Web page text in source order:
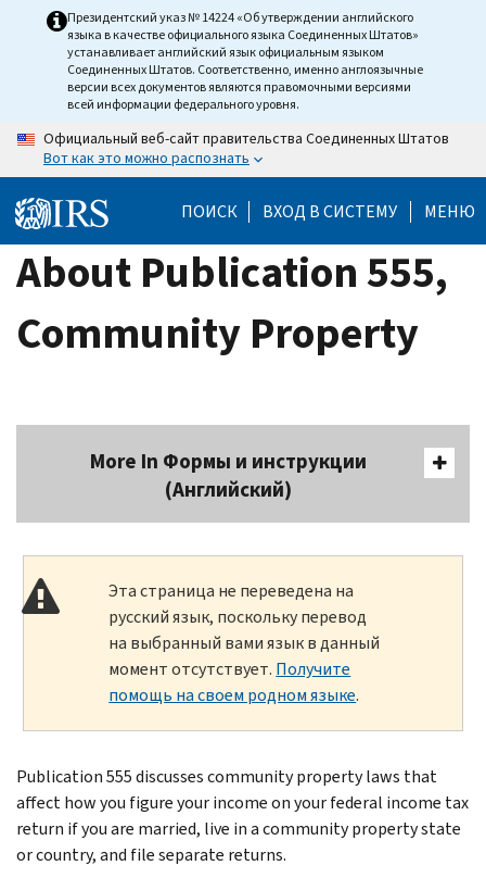
Президентский указ № 14224 «Об утверждении английского
языка в качестве официального языка Соединенных Штатов»
устанавливает английский язык официальным языком
Соединенных Штатов. Соответственно, именно англоязычные
версии всех документов являются правомочными версиями
всей информации федерального уровня.
Официальный веб-сайт правительства Соединенных Штатов
Вот как это можно распознать
ПОИСК ВХОД В СИСТЕМУ МЕНЮ
About Publication 555,
Community Property
More In Формы и инструкции
(Английский)
Эта страница не переведена на
русский язык, поскольку перевод
на выбранный вами язык в данный
момент отсутствует. Получите
помощь на своем родном языке.
Publication 555 discusses community property laws that
affect how you figure your income on your federal income tax
return if you are married, live in a community property state
or country, and file separate returns.